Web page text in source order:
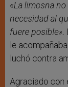
«La limosna
necesidad al
fuere posible».
le
luchó contra
Agraciado con